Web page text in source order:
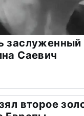
заслуженный
Саевич
второе